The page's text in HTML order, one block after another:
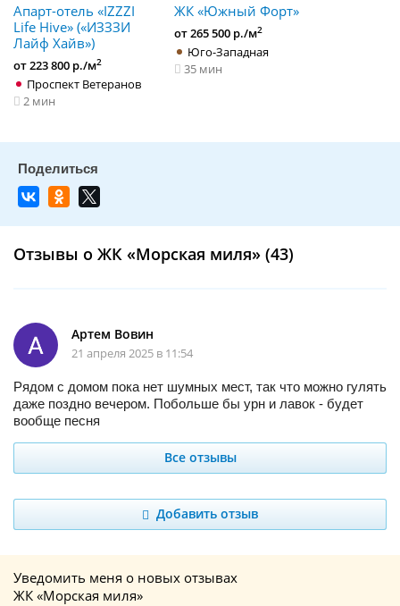
​Апарт-отель «IZZZI
Life Hive» (​«ИЗЗЗИ
Лайф Хайв»)
от 223 800 р./м2
Проспект Ветеранов
2 мин
ЖК «Южный Форт»
от 265 500 р./м2
Юго-Западная
35 мин
Отзывы о ЖК «Морская миля» (43)
Артем Вовин
21 апреля 2025 в 11:54
Рядом с домом пока нет шумных мест, так что можно гулять
даже поздно вечером. Побольше бы урн и лавок - будет
вообще песня
Все отзывы
Добавить отзыв
Уведомить меня о новых отзывах
ЖК «Морская миля»